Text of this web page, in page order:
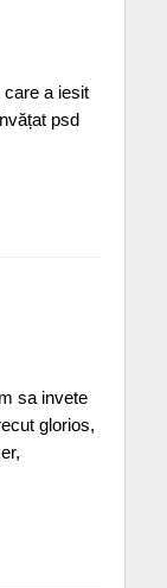
a iesit
psd
sa invete
glorios,